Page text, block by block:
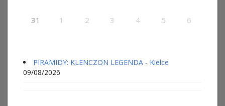
31 1 2 3 4 5 6
PIRAMIDY: KLENCZON LEGENDA - Kielce
09/08/2026